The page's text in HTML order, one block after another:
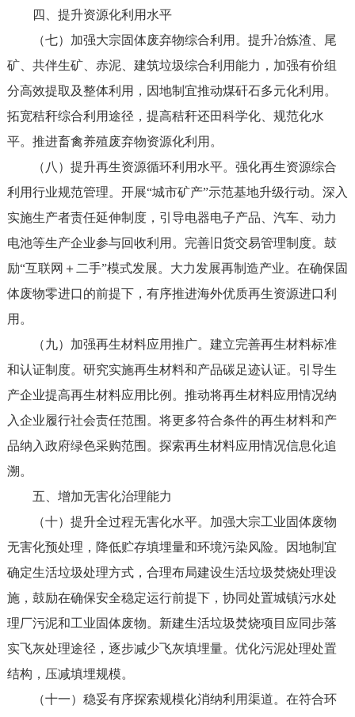
四、提升资源化利用水平
（七）加强大宗固体废弃物综合利用。提升冶炼渣、尾
矿、共伴生矿、赤泥、建筑垃圾综合利用能力，加强有价组
分高效提取及整体利用，因地制宜推动煤矸石多元化利用。
拓宽秸秆综合利用途径，提高秸秆还田科学化、规范化水
平。推进畜禽养殖废弃物资源化利用。
（八）提升再生资源循环利用水平。强化再生资源综合
利用行业规范管理。开展“城市矿产”示范基地升级行动。深入
实施生产者责任延伸制度，引导电器电子产品、汽车、动力
电池等生产企业参与回收利用。完善旧货交易管理制度。鼓
励“互联网＋二手”模式发展。大力发展再制造产业。在确保固
体废物零进口的前提下，有序推进海外优质再生资源进口利
用。
（九）加强再生材料应用推广。建立完善再生材料标准
和认证制度。研究实施再生材料和产品碳足迹认证。引导生
产企业提高再生材料应用比例。推动将再生材料应用情况纳
入企业履行社会责任范围。将更多符合条件的再生材料和产
品纳入政府绿色采购范围。探索再生材料应用情况信息化追
溯。
五、增加无害化治理能力
（十）提升全过程无害化水平。加强大宗工业固体废物
无害化预处理，降低贮存填埋量和环境污染风险。因地制宜
确定生活垃圾处理方式，合理布局建设生活垃圾焚烧处理设
施，鼓励在确保安全稳定运行前提下，协同处置城镇污水处
理厂污泥和工业固体废物。新建生活垃圾焚烧项目应同步落
实飞灰处理途径，逐步减少飞灰填埋量。优化污泥处理处置
结构，压减填埋规模。
（十一）稳妥有序探索规模化消纳利用渠道。在符合环